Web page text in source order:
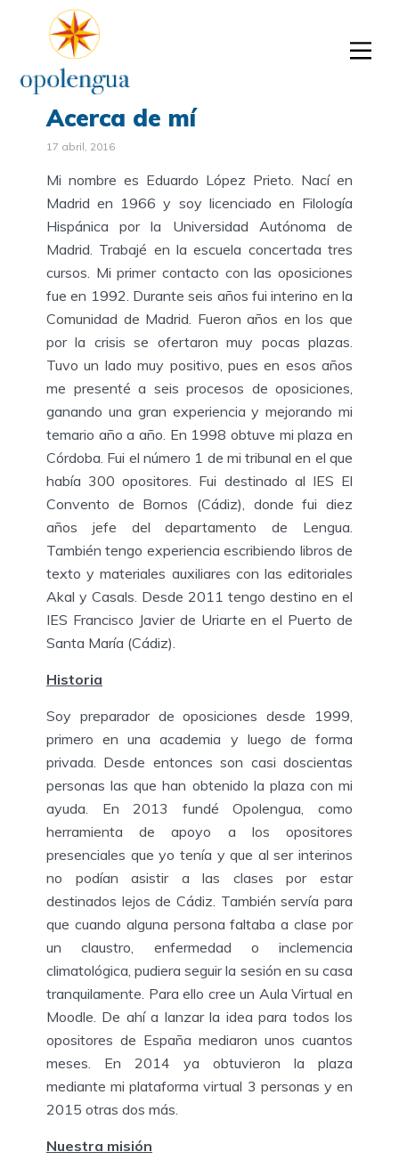
Acerca de mí
17 abril, 2016
Mi nombre es Eduardo López Prieto. Nací en
Madrid en 1966 y soy licenciado en Filología
Hispánica por la Universidad Autónoma de
Madrid. Trabajé en la escuela concertada tres
cursos. Mi primer contacto con las oposiciones
fue en 1992. Durante seis años fui interino en la
Comunidad de Madrid. Fueron años en los que
por la crisis se ofertaron muy pocas plazas.
Tuvo un lado muy positivo, pues en esos años
me presenté a seis procesos de oposiciones,
ganando una gran experiencia y mejorando mi
temario año a año. En 1998 obtuve mi plaza en
Córdoba. Fui el número 1 de mi tribunal en el que
había 300 opositores. Fui destinado al IES El
Convento de Bornos (Cádiz), donde fui diez
años jefe del departamento de Lengua.
También tengo experiencia escribiendo libros de
texto y materiales auxiliares con las editoriales
Akal y Casals. Desde 2011 tengo destino en el
IES Francisco Javier de Uriarte en el Puerto de
Santa María (Cádiz).
Historia
Soy preparador de oposiciones desde 1999,
primero en una academia y luego de forma
privada. Desde entonces son casi doscientas
personas las que han obtenido la plaza con mi
ayuda. En 2013 fundé Opolengua, como
herramienta de apoyo a los opositores
presenciales que yo tenía y que al ser interinos
no podían asistir a las clases por estar
destinados lejos de Cádiz. También servía para
que cuando alguna persona faltaba a clase por
un claustro, enfermedad o inclemencia
climatológica, pudiera seguir la sesión en su casa
tranquilamente. Para ello cree un Aula Virtual en
Moodle. De ahí a lanzar la idea para todos los
opositores de España mediaron unos cuantos
meses. En 2014 ya obtuvieron la plaza
mediante mi plataforma virtual 3 personas y en
2015 otras dos más.
Nuestra misión